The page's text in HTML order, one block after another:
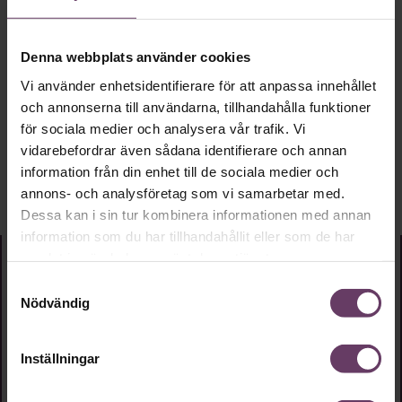
Denna webbplats använder cookies
Vi använder enhetsidentifierare för att anpassa innehållet
och annonserna till användarna, tillhandahålla funktioner
för sociala medier och analysera vår trafik. Vi
vidarebefordrar även sådana identifierare och annan
information från din enhet till de sociala medier och
annons- och analysföretag som vi samarbetar med.
Dessa kan i sin tur kombinera informationen med annan
information som du har tillhandahållit eller som de har
Nödvändig
Inställningar
ledare och team att växa genom självinsikt, öppenhet och
tillit.
Hon har en civilekonomexamen från Handelshögskolan i
University, vilket ger henne en unik kombination av
strategi och förståelse för den mänskliga sidan av
ledarskap.